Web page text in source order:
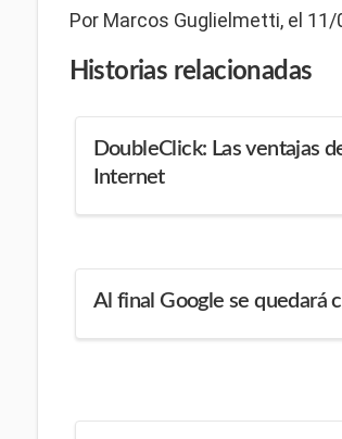
Por Marcos Guglielmetti, el
Historias relacionadas
DoubleClick: Las ventajas
Internet
Al final Google se quedará